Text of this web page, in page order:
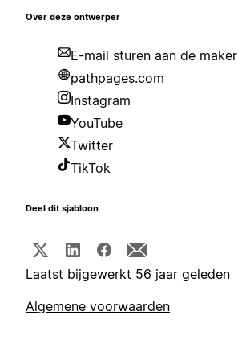
Over deze ontwerper
E-mail sturen aan de maker
pathpages.com
Instagram
YouTube
Twitter
TikTok
Deel dit sjabloon
Laatst bijgewerkt 56 jaar geleden
Algemene voorwaarden